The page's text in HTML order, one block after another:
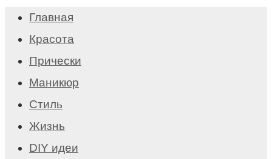
Главная
Красота
Прически
Маникюр
Стиль
Жизнь
DIY идеи